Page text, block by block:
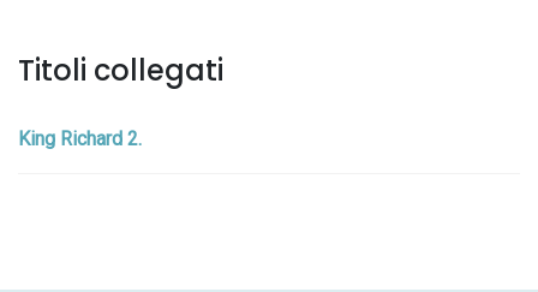
Titoli collegati
King Richard 2.